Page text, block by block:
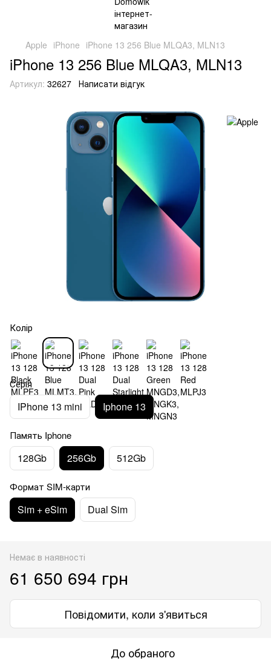
Apple iPhone iPhone 13 256 Blue MLQA3, MLN13
iPhone 13 256 Blue MLQA3, MLN13
Артикул: 32627 Написати відгук
Колір
Серія
IPhone 13 mini Iphone 13
Память Iphone
128Gb 256Gb 512Gb
Формат SIM-карти
Sim + eSim Dual Sim
Немає в наявності
61 650 694 грн
Повідомити, коли з'явиться
До обраного